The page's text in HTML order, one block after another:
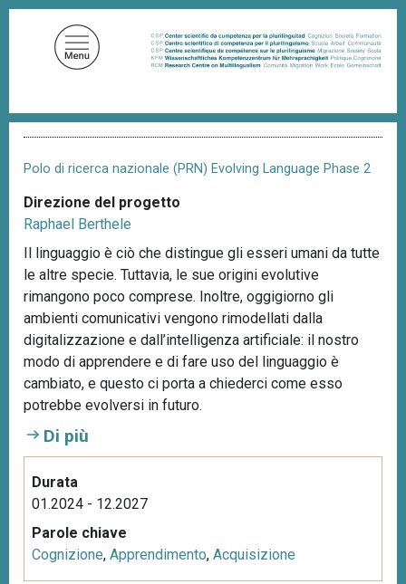
i
o
l
d
i
p
a
n
e
Polo di ricerca nazionale (PRN) Evolving Language Phase 2
Direzione del progetto
Raphael Berthele
Il linguaggio è ciò che distingue gli esseri umani da tutte
le altre specie. Tuttavia, le sue origini evolutive
rimangono poco comprese. Inoltre, oggigiorno gli
ambienti comunicativi vengono rimodellati dalla
digitalizzazione e dall’intelligenza artificiale: il nostro
modo di apprendere e di fare uso del linguaggio è
cambiato, e questo ci porta a chiederci come esso
potrebbe evolversi in futuro.
Di più
Durata
01.2024 - 12.2027
Parole chiave
Cognizione, Apprendimento, Acquisizione